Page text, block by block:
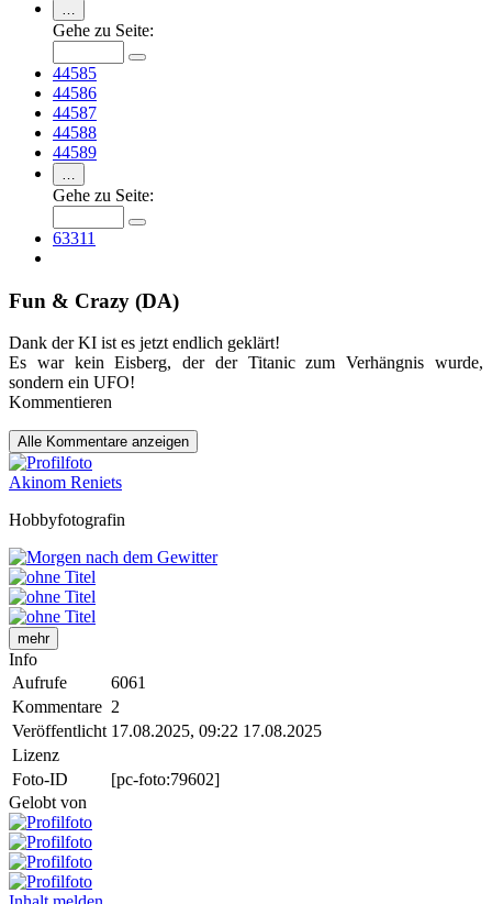
…
Gehe zu Seite:
44585
44586
44587
44588
44589
…
Gehe zu Seite:
63311
Fun & Crazy (DA)
Dank der KI ist es jetzt endlich geklärt!
Es war kein Eisberg, der der Titanic zum Verhängnis wurde,
sondern ein UFO!
Kommentieren
Alle Kommentare anzeigen
Akinom Reniets
Hobbyfotografin
mehr
Info
Aufrufe
6061
Kommentare 2
Veröffentlicht 17.08.2025, 09:22 17.08.2025
Lizenz
Foto-ID
[pc-foto:79602]
Gelobt von